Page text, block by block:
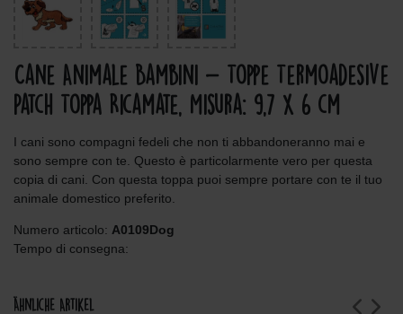
Cane Animale Bambini - Toppe Termoadesive
Patch Toppa Ricamate, Misura: 9,7 x 6 cm
I cani sono compagni fedeli che non ti abbandoneranno mai e
sono sempre con te. Questo è particolarmente vero per questa
copia di cani. Con questa toppa puoi sempre portare con te il tuo
animale domestico preferito.
Numero articolo: A0109Dog
Tempo di consegna:
Ähnliche Artikel